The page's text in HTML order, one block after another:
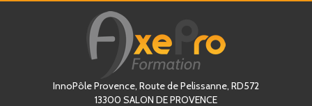
InnoPôle Provence, Route de Pelissanne, RD572
13300 SALON DE PROVENCE